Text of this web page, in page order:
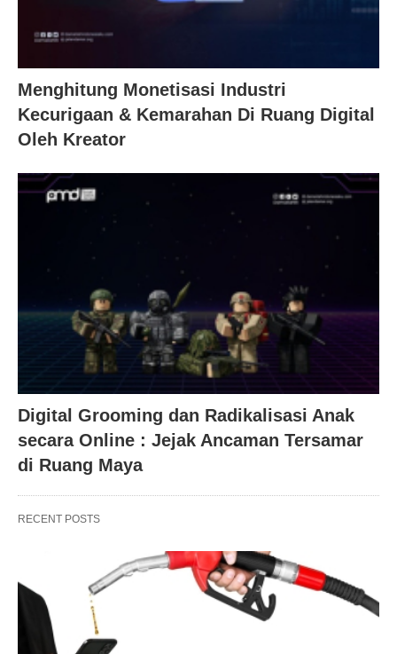
Menghitung Monetisasi Industri
Kecurigaan & Kemarahan Di Ruang Digital
Oleh Kreator
Digital Grooming dan Radikalisasi Anak
secara Online : Jejak Ancaman Tersamar
di Ruang Maya
RECENT POSTS